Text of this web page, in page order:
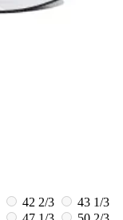
42 2/3
43 1/3